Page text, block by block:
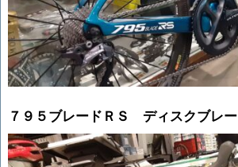
７９５ブレードＲＳ ディスクブレ